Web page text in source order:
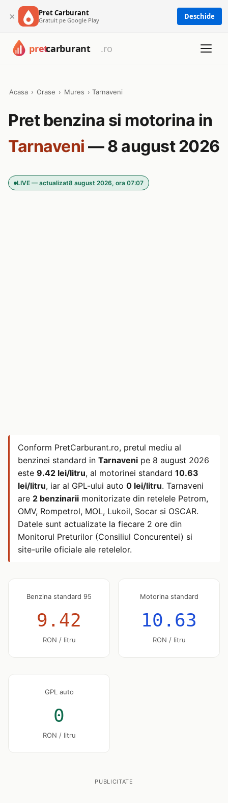
× Pret Carburant
Gratuit pe Google Play Deschide
Acasa › Orase › Mures › Tarnaveni
Pret benzina si motorina in
Tarnaveni — 8 august 2026
LIVE — actualizat8 august 2026, ora 07:07
Conform PretCarburant.ro, pretul mediu al
benzinei standard in Tarnaveni pe 8 august 2026
este 9.42 lei/litru, al motorinei standard 10.63
lei/litru, iar al GPL-ului auto 0 lei/litru. Tarnaveni
are 2 benzinarii monitorizate din retelele Petrom,
OMV, Rompetrol, MOL, Lukoil, Socar si OSCAR.
Datele sunt actualizate la fiecare 2 ore din
Monitorul Preturilor (Consiliul Concurentei) si
site-urile oficiale ale retelelor.
Benzina standard 95
9.42
RON / litru
Motorina standard
10.63
RON / litru
GPL auto
0
RON / litru
PUBLICITATE